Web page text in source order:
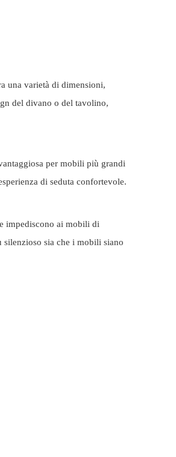
una varietà di dimensioni,
del divano o del tavolino,
per mobili più grandi
di seduta confortevole.
impediscono ai mobili di
sia che i mobili siano